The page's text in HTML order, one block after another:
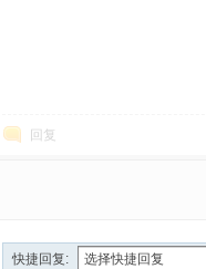
回复
快捷回复: